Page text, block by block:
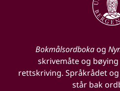
Bokmålsordbokaog
skrivemåte og
rettskriving. Språkrådet
står bak